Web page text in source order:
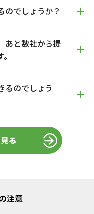
のでしょうか？
あと数社から提
るのでしょう
る
注意